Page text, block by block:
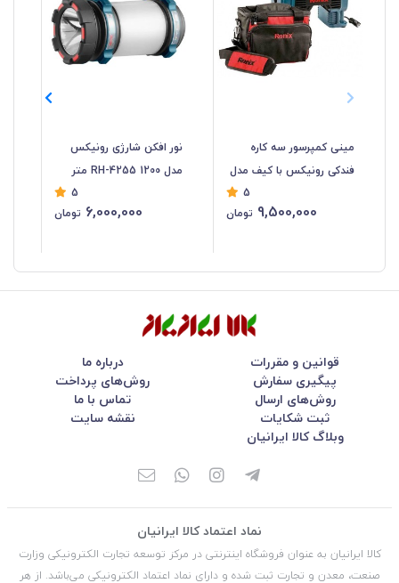
مینی کمپرسور سه کاره
فندکی رونیکس با کیف مدل
5
9,500,000 تومان
نور افکن شارژی رونیکس
مدل RH-4255 1200 متر
5
6,000,000 تومان
قوانین و مقررات
درباره ما
پیگیری سفارش
روش‌های پرداخت
روش‌های ارسال
تماس با ما
ثبت شکایات
نقشه سایت
وبلاگ کالا ایرانیان
نماد اعتماد کالا ایرانیان
کالا ایرانیان به عنوان فروشگاه اینترنتی در مركز توسعه تجارت الكترونیكی وزارت
صنعت، معدن و تجارت ثبت شده و دارای نماد اعتماد الكترونیكی می‌باشد. از هر